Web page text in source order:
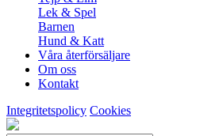
Lek & Spel
Barnen
Hund & Katt
Våra återförsäljare
Om oss
Kontakt
Integritetspolicy Cookies